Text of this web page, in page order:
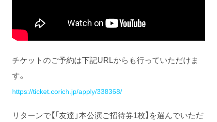
チケットのご予約は下記URLからも行っていただけま
す。
https://ticket.corich.jp/apply/338368/
リターンで【「友達」本公演ご招待券1枚】を選んでいただ